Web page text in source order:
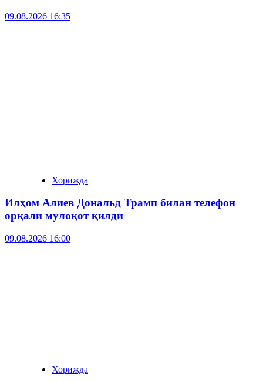
09.08.2026 16:35
Хорижда
Илҳом Алиев Дональд Трамп билан телефон
орқали мулоқот қилди
09.08.2026 16:00
Хорижда